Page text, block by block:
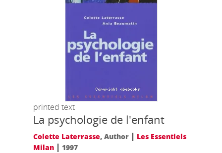
printed text
La psychologie de l'enfant
Colette Laterrasse, Author | Les Essentiels
Milan | 1997